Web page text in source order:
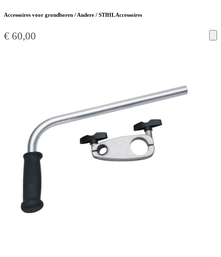
Accessoires voor grondboren / Andere / STIHL Accessoires
€ 60,00